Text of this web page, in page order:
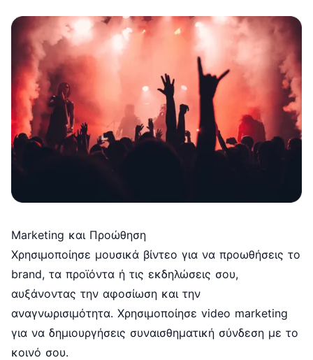
Marketing και Προώθηση
Χρησιμοποίησε μουσικά βίντεο για να προωθήσεις το
brand, τα προϊόντα ή τις εκδηλώσεις σου,
αυξάνοντας την αφοσίωση και την
αναγνωρισιμότητα. Χρησιμοποίησε video marketing
για να δημιουργήσεις συναισθηματική σύνδεση με το
κοινό σου.